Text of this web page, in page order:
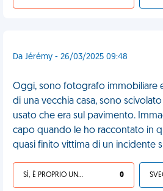
Da Jérémy - 26/03/2025 09:48
Oggi, sono fotografo immobiliare
di una vecchia casa, sono
usato che era sul pavimento.
capo quando le ho raccontato in
quasi finito vittima di un incidente
SÌ, È PROPRIO UNA VDM! 0